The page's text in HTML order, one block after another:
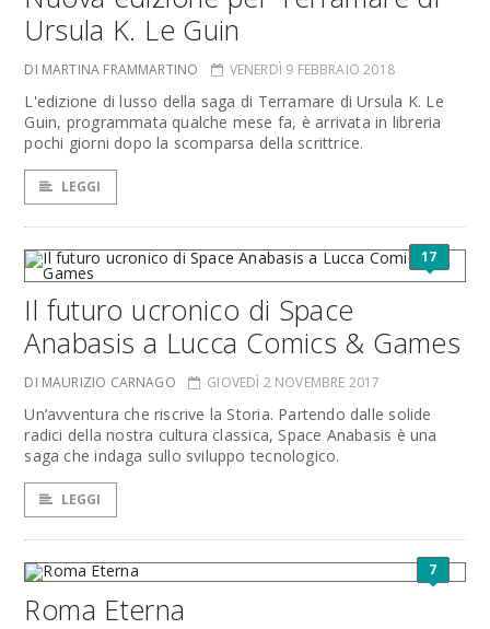
Ursula K. Le Guin
DI MARTINA FRAMMARTINO VENERDÌ 9 FEBBRAIO 2018
L'edizione di lusso della saga di Terramare di Ursula K. Le
Guin, programmata qualche mese fa, è arrivata in libreria
pochi giorni dopo la scomparsa della scrittrice.
LEGGI
17
Il futuro ucronico di Space
Anabasis a Lucca Comics & Games
DI MAURIZIO CARNAGO GIOVEDÌ 2 NOVEMBRE 2017
Un’avventura che riscrive la Storia. Partendo dalle solide
radici della nostra cultura classica, Space Anabasis è una
saga che indaga sullo sviluppo tecnologico.
LEGGI
7
Roma Eterna